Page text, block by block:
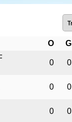
O G
0 0
0 0
0 0